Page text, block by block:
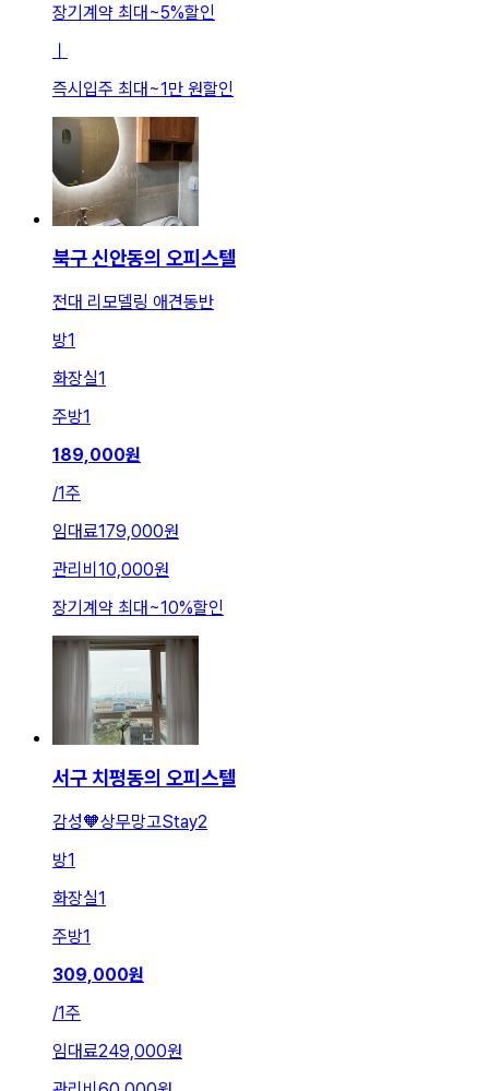
장기계약 최대~5%할인
ㅣ
즉시입주 최대~1만 원할인
북구 신안동의 오피스텔
전대 리모델링 애견동반
방1
화장실1
주방1
189,000원
/1주
임대료179,000원
관리비 10,000원
장기계약 최대 ~10%할인
서구 치평동의 오피스텔
감성🧡상무망고Stay2
방1
화장실1
주방1
309,000원
/1주
임대료249,000원